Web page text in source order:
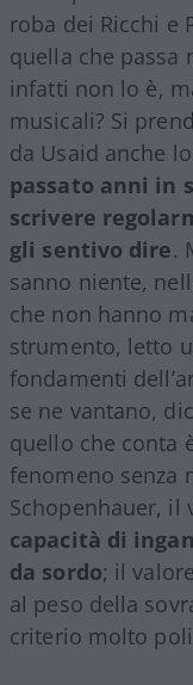
roba dei Ricchi e
quella che passa
infatti non lo è,
musicali? Si
da Usaid anche
passato anni in
scrivere
gli sentivo dire.
sanno niente,
che non hanno
strumento, letto
fondamenti
se ne vantano,
quello che conta
fenomeno senza
Schopenhauer, il
capacità di
da sordo; il
al peso della
criterio molto